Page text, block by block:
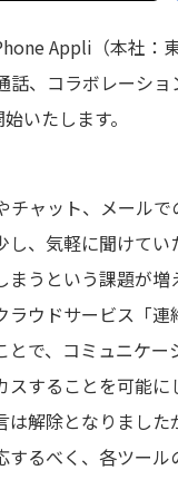
Appli（本社：
話、コラボレーシ
いたします。
チャット、メールで
し、気軽に聞けて
まうという課題が
ラウドサービス「
とで、コミュニケ
スすることを可能に
は解除となりまし
するべく、各ツール